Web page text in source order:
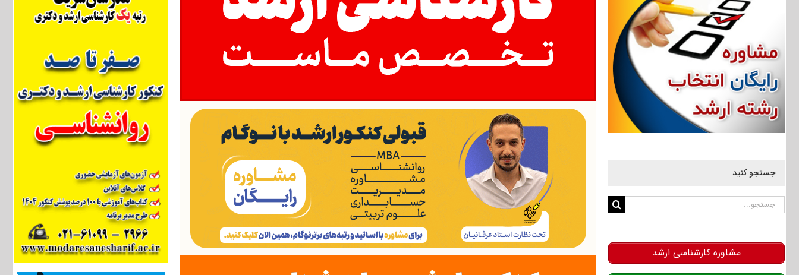
جستجو کنید
جستجو
مشاوره کارشناسی ارشد